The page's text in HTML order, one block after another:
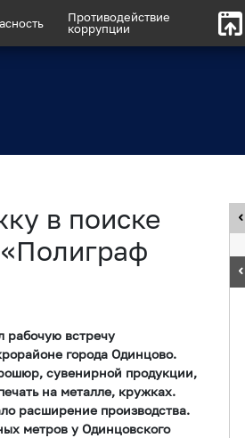
Противодействие
коррупции
в поиске
рабочую встречу
города Одинцово.
сувенирной продукции,
на металле, кружках.
расширение производства.
метров у Одинцовского